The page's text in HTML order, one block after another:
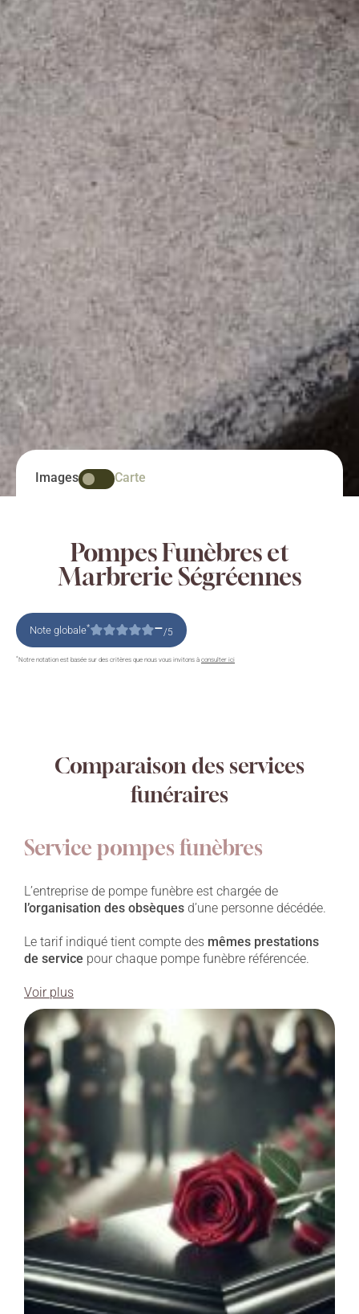
Images Carte
Pompes Funèbres et
Marbrerie Ségréennes
Note globale* –/5
*Notre notation est basée sur des critères que nous vous invitons à consulter ici
Comparaison des services
funéraires
Service pompes funèbres
L’entreprise de pompe funèbre est chargée de
l’organisation des obsèques d’une personne décédée.
Le tarif indiqué tient compte des mêmes prestations
de service pour chaque pompe funèbre référencée.
Voir plus